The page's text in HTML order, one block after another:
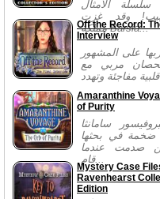
سلسلة الأمثال
وقد غزت
مملكة Barsia...
Off the Record:
Interview
على المشهور
الحصان مربي مع
Amaranthine
of Purity
سامانثا
ضخمة في بحثها
صدمت عندما
قام...
Mystery Case
Ravenhearst
Edition